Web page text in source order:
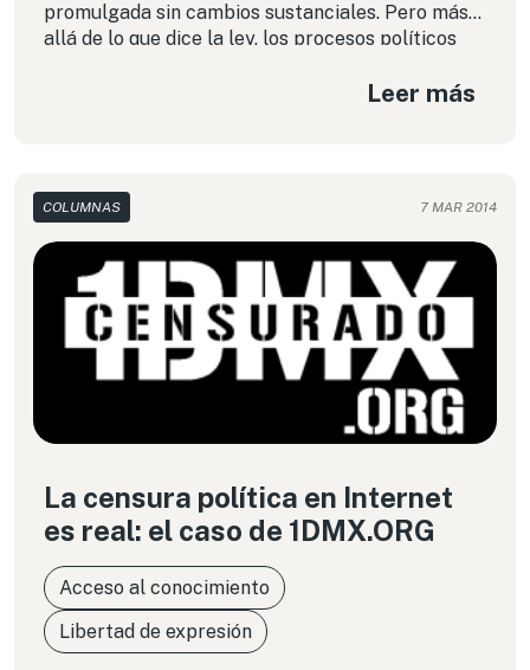
promulgada sin cambios sustanciales. Pero más
allá de lo que dice la ley, los procesos políticos
consideran a los derechos humanos como una
Leer más
COLUMNAS 7 MAR 2014
La censura política en Internet
es real: el caso de 1DMX.ORG
Acceso al conocimiento
Libertad de expresión